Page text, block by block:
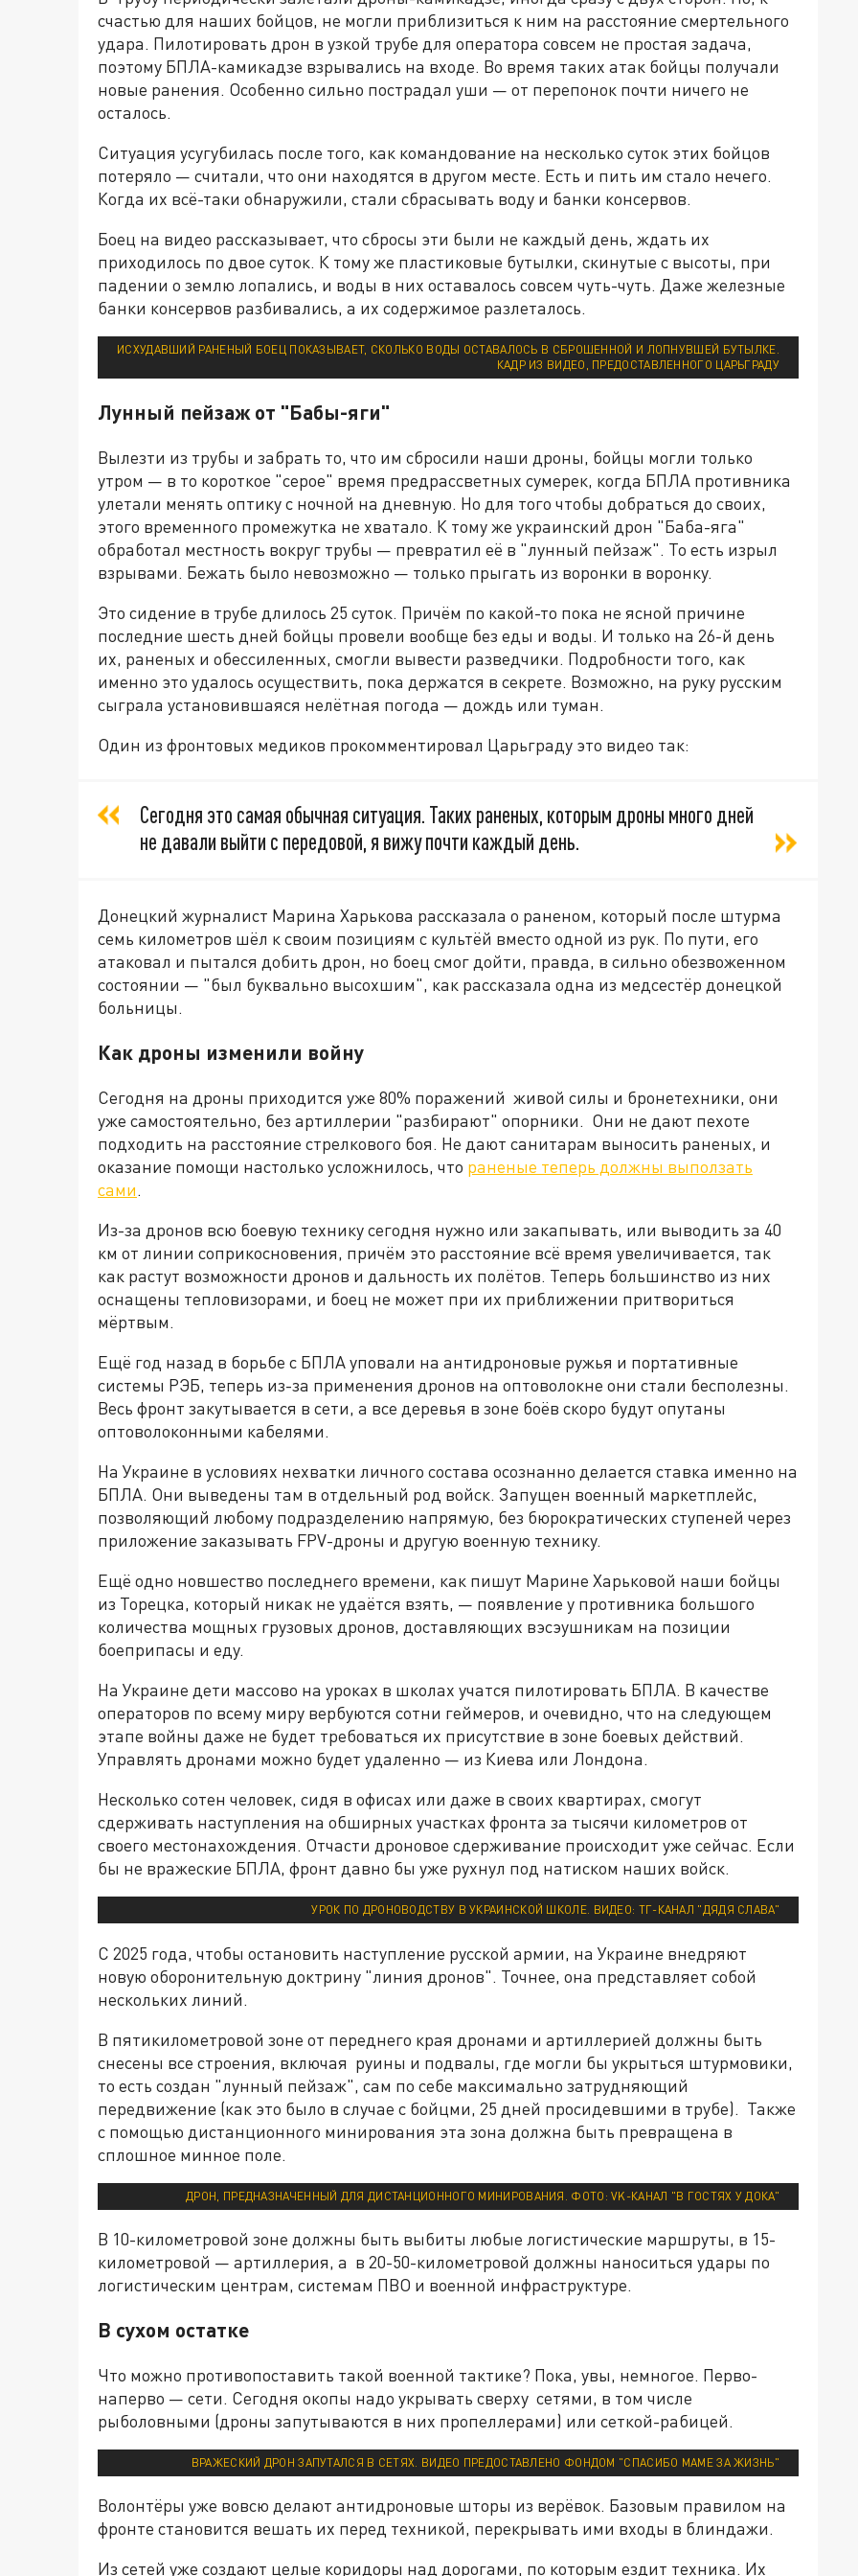
счастью для наших бойцов, не могли приблизиться к ним на расстояние смертельного
удара. Пилотировать дрон в узкой трубе для оператора совсем не простая задача,
поэтому БПЛА-камикадзе взрывались на входе. Во время таких атак бойцы получали
новые ранения. Особенно сильно пострадал уши — от перепонок почти ничего не
осталось.
Ситуация усугубилась после того, как командование на несколько суток этих бойцов
потеряло — считали, что они находятся в другом месте. Есть и пить им стало нечего.
Когда их всё-таки обнаружили, стали сбрасывать воду и банки консервов.
Боец на видео рассказывает, что сбросы эти были не каждый день, ждать их
приходилось по двое суток. К тому же пластиковые бутылки, скинутые с высоты, при
падении о землю лопались, и воды в них оставалось совсем чуть-чуть. Даже железные
банки консервов разбивались, а их содержимое разлеталось.
ИСХУДАВШИЙ РАНЕНЫЙ БОЕЦ ПОКАЗЫВАЕТ, СКОЛЬКО ВОДЫ ОСТАВАЛОСЬ В СБРОШЕННОЙ И ЛОПНУВШЕЙ БУТЫЛКЕ.
КАДР ИЗ ВИДЕО, ПРЕДОСТАВЛЕННОГО ЦАРЬГРАДУ
Лунный пейзаж от "Бабы-яги"
Вылезти из трубы и забрать то, что им сбросили наши дроны, бойцы могли только
утром — в то короткое "серое" время предрассветных сумерек, когда БПЛА противника
улетали менять оптику с ночной на дневную. Но для того чтобы добраться до своих,
этого временного промежутка не хватало. К тому же украинский дрон "Баба-яга"
обработал местность вокруг трубы — превратил её в "лунный пейзаж". То есть изрыл
взрывами. Бежать было невозможно — только прыгать из воронки в воронку.
Это сидение в трубе длилось 25 суток. Причём по какой-то пока не ясной причине
последние шесть дней бойцы провели вообще без еды и воды. И только на 26-й день
их, раненых и обессиленных, смогли вывести разведчики. Подробности того, как
именно это удалось осуществить, пока держатся в секрете. Возможно, на руку русским
сыграла установившаяся нелётная погода — дождь или туман.
Один из фронтовых медиков прокомментировал Царьграду это видео так:
Сегодня это самая обычная ситуация. Таких раненых, которым дроны много дней
не давали выйти с передовой, я вижу почти каждый день.
Донецкий журналист Марина Харькова рассказала о раненом, который после штурма
семь километров шёл к своим позициям с культёй вместо одной из рук. По пути, его
атаковал и пытался добить дрон, но боец смог дойти, правда, в сильно обезвоженном
состоянии — "был буквально высохшим", как рассказала одна из медсестёр донецкой
больницы.
Как дроны изменили войну
Сегодня на дроны приходится уже 80% поражений живой силы и бронетехники, они
уже самостоятельно, без артиллерии "разбирают" опорники. Они не дают пехоте
подходить на расстояние стрелкового боя. Не дают санитарам выносить раненых, и
оказание помощи настолько усложнилось, что раненые теперь должны выползать
сами.
Из-за дронов всю боевую технику сегодня нужно или закапывать, или выводить за 40
км от линии соприкосновения, причём это расстояние всё время увеличивается, так
как растут возможности дронов и дальность их полётов. Теперь большинство из них
оснащены тепловизорами, и боец не может при их приближении притвориться
мёртвым.
Ещё год назад в борьбе с БПЛА уповали на антидроновые ружья и портативные
системы РЭБ, теперь из-за применения дронов на оптоволокне они стали бесполезны.
Весь фронт закутывается в сети, а все деревья в зоне боёв скоро будут опутаны
оптоволоконными кабелями.
На Украине в условиях нехватки личного состава осознанно делается ставка именно на
БПЛА. Они выведены там в отдельный род войск. Запущен военный маркетплейс,
позволяющий любому подразделению напрямую, без бюрократических ступеней через
приложение заказывать FPV-дроны и другую военную технику.
Ещё одно новшество последнего времени, как пишут Марине Харьковой наши бойцы
из Торецка, который никак не удаётся взять, — появление у противника большого
количества мощных грузовых дронов, доставляющих вэсэушникам на позиции
боеприпасы и еду.
На Украине дети массово на уроках в школах учатся пилотировать БПЛА. В качестве
операторов по всему миру вербуются сотни геймеров, и очевидно, что на следующем
этапе войны даже не будет требоваться их присутствие в зоне боевых действий.
Управлять дронами можно будет удаленно — из Киева или Лондона.
Несколько сотен человек, сидя в офисах или даже в своих квартирах, смогут
сдерживать наступления на обширных участках фронта за тысячи километров от
своего местонахождения. Отчасти дроновое сдерживание происходит уже сейчас. Если
бы не вражеские БПЛА, фронт давно бы уже рухнул под натиском наших войск.
УРОК ПО ДРОНОВОДСТВУ В УКРАИНСКОЙ ШКОЛЕ. ВИДЕО: ТГ-КАНАЛ "ДЯДЯ СЛАВА"
С 2025 года, чтобы остановить наступление русской армии, на Украине внедряют
новую оборонительную доктрину "линия дронов". Точнее, она представляет собой
нескольких линий.
В пятикилометровой зоне от переднего края дронами и артиллерией должны быть
снесены все строения, включая руины и подвалы, где могли бы укрыться штурмовики,
то есть создан "лунный пейзаж", сам по себе максимально затрудняющий
передвижение (как это было в случае с бойцми, 25 дней просидевшими в трубе). Также
с помощью дистанционного минирования эта зона должна быть превращена в
сплошное минное поле.
ДРОН, ПРЕДНАЗНАЧЕННЫЙ ДЛЯ ДИСТАНЦИОННОГО МИНИРОВАНИЯ. ФОТО: VK-КАНАЛ "В ГОСТЯХ У ДОКА"
В 10-километровой зоне должны быть выбиты любые логистические маршруты, в 15-
километровой — артиллерия, а в 20-50-километровой должны наноситься удары по
логистическим центрам, системам ПВО и военной инфраструктуре.
В сухом остатке
Что можно противопоставить такой военной тактике? Пока, увы, немногое. Перво-
наперво — сети. Сегодня окопы надо укрывать сверху сетями, в том числе
рыболовными (дроны запутываются в них пропеллерами) или сеткой-рабицей.
ВРАЖЕСКИЙ ДРОН ЗАПУТАЛСЯ В СЕТЯХ. ВИДЕО ПРЕДОСТАВЛЕНО ФОНДОМ "СПАСИБО МАМЕ ЗА ЖИЗНЬ"
Волонтёры уже вовсю делают антидроновые шторы из верёвок. Базовым правилом на
фронте становится вешать их перед техникой, перекрывать ими входы в блиндажи.
Из сетей уже создают целые коридоры над дорогами, по которым ездит техника. Их